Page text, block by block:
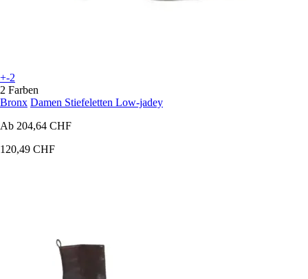
+-2
2 Farben
Bronx Damen Stiefeletten Low-jadey
Ab 204,64 CHF
120,49 CHF